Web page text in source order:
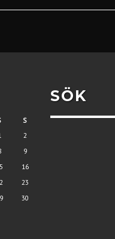
S
2
9
16
23
30
SÖK